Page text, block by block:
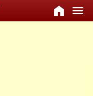
home menu